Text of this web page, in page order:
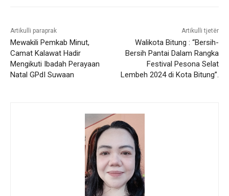
Artikulli paraprak
Mewakili Pemkab Minut,
Camat Kalawat Hadir
Mengikuti Ibadah Perayaan
Natal GPdI Suwaan
Artikulli tjetër
Walikota Bitung : “Bersih-
Bersih Pantai Dalam Rangka
Festival Pesona Selat
Lembeh 2024 di Kota Bitung”.